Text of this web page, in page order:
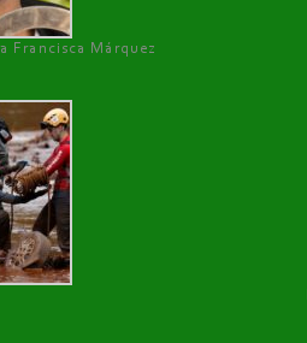
Francisca Márquez